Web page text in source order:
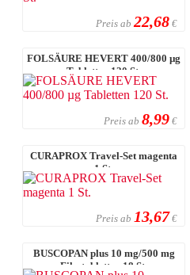
Preis ab 22,68 €
FOLSÄURE HEVERT 400/800 µg
Tabletten 120 St.
Preis ab 8,99 €
CURAPROX Travel-Set magenta
1 St.
Preis ab 13,67 €
BUSCOPAN plus 10 mg/500 mg
Filmtabletten 18 St.